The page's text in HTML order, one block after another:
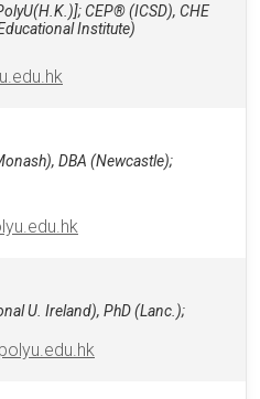
CEP® (ICSD), CHE
Institute)
DBA (Newcastle);
U. Ireland), PhD (Lanc.);